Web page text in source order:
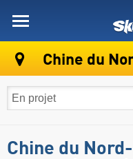
Chine du
Chine du